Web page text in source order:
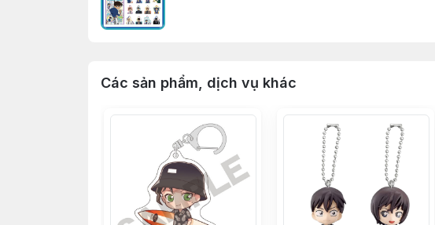
Các sản phẩm, dịch vụ khác